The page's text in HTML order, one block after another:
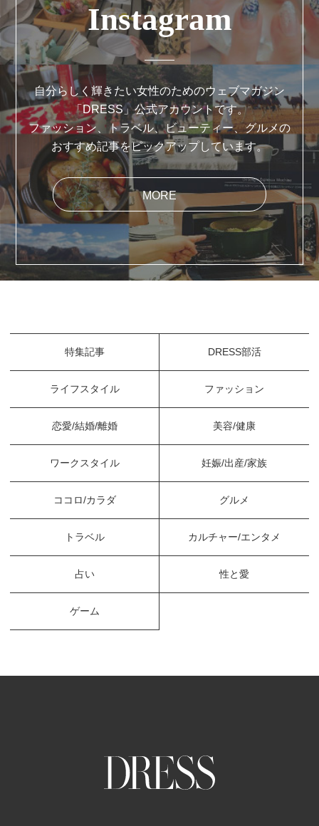
Instagram
自分らしく輝きたい女性のためのウェブマガジン
「DRESS」公式アカウントです。
ファッション、トラベル、ビューティー、グルメの
おすすめ記事をピックアップしています。
MORE
特集記事 DRESS部活
ライフスタイル ファッション
恋愛/結婚/離婚 美容/健康
ワークスタイル 妊娠/出産/家族
ココロ/カラダ グルメ
トラベル カルチャー/エンタメ
占い 性と愛
ゲーム